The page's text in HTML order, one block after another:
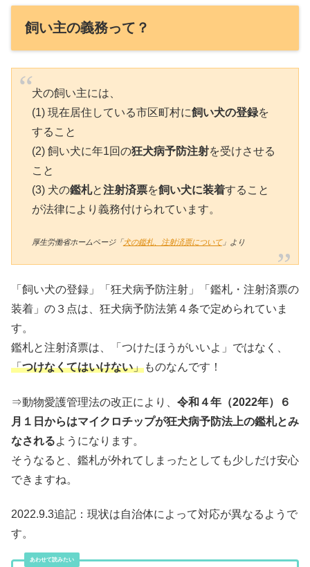
飼い主の義務って？
犬の飼い主には、
(1) 現在居住している市区町村に飼い犬の登録を
すること
(2) 飼い犬に年1回の狂犬病予防注射を受けさせる
こと
(3) 犬の鑑札と注射済票を飼い犬に装着すること
が法律により義務付けられています。
厚生労働省ホームページ「犬の鑑札、注射済票について」より
「飼い犬の登録」「狂犬病予防注射」「鑑札・注射済票の
装着」の３点は、狂犬病予防法第４条で定められていま
す。
鑑札と注射済票は、「つけたほうがいいよ」ではなく、
「つけなくてはいけない」ものなんです！
⇒動物愛護管理法の改正により、 令和４年（2022年）６
月１日からはマイクロチップが狂犬病予防法上の鑑札とみ
なされるようになります。
そうなると、鑑札が外れてしまったとしても少しだけ安心
できますね。
2022.9.3追記：現状は自治体によって対応が異なるようで
す。